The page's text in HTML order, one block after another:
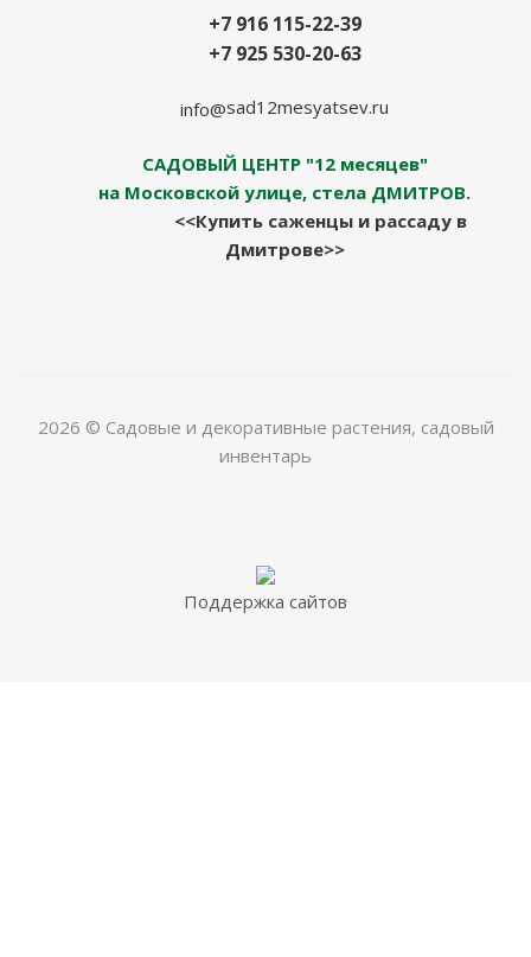
+7 916 115-22-39
+7 925 530-20-63
info@sad12mesyatsev.ru
САДОВЫЙ ЦЕНТР "12 месяцев"
на Московской улице, стела ДМИТРОВ.
<<Купить саженцы и рассаду в
Дмитрове>>
2026 © Садовые и декоративные растения, садовый
инвентарь
Поддержка сайтов